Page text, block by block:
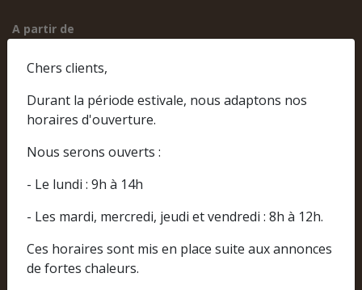
Chers clients,
Durant la période estivale, nous adaptons nos
horaires d'ouverture.
Nous serons ouverts :
- Le lundi : 9h à 14h
- Les mardi, mercredi, jeudi et vendredi : 8h à 12h.
Ces horaires sont mis en place suite aux annonces
de fortes chaleurs.
A partir de